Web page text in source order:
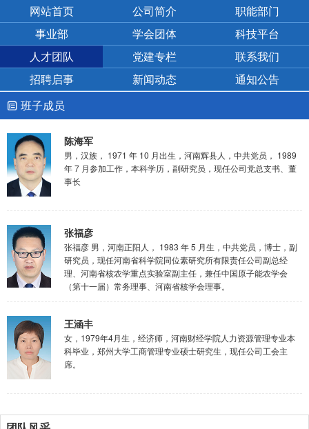
网站首页 公司简介
职能部门
事业部
学会团体
科技平台
人才团队
党建专栏
联系我们
招聘启事
新闻动态 通知公告
 班子成员
陈海军
男，汉族， 1971 年 10 月出生，河南辉县人，中共党员， 1989
年 7 月参加工作，本科学历，副研究员，现任公司党总支书、董
事长
张福彦
张福彦 男，河南正阳人， 1983 年 5 月生，中共党员，博士，副
研究员，现任河南省科学院同位素研究所有限责任公司副总经
理、河南省核农学重点实验室副主任，兼任中国原子能农学会
（第十一届）常务理事、河南省核学会理事。
王涵丰
女，1979年4月生，经济师，河南财经学院人力资源管理专业本
科毕业，郑州大学工商管理专业硕士研究生，现任公司工会主
席。